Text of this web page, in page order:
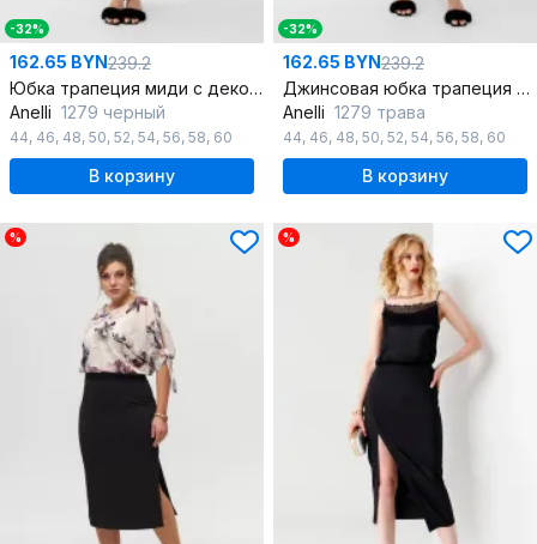
-32%
162.65 BYN239.2
Юбка трапеция миди с декоративной вставкой из сетки
Anelli 1279 черный
44, 46, 48, 50, 52, 54, 56, 58, 60
В корзину
-32%
162.65 BYN239.2
Джинсовая юбка трапеция с декоративной вставкой из сетки
Anelli 1279 трава
44, 46, 48, 50, 52, 54, 56, 58, 60
В корзину
% %